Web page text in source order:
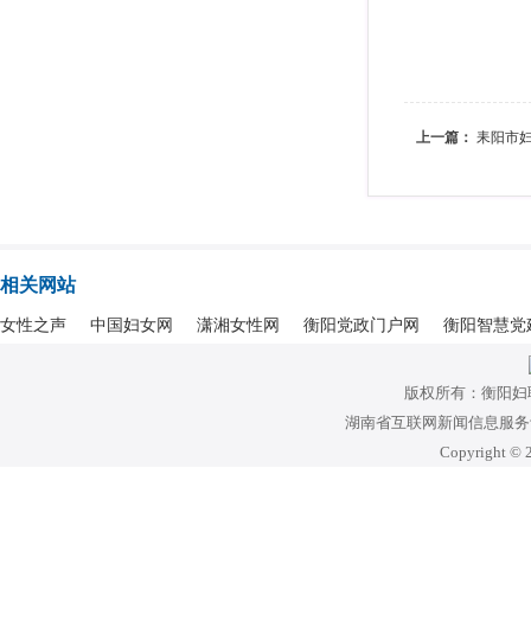
上一篇： 耒阳市
相关网站
女性之声 中国妇女网 潇湘女性网 衡阳党政门户网 衡阳智慧党
版权所有：衡阳妇
湖南省互联网新闻信息服
Copyright ©